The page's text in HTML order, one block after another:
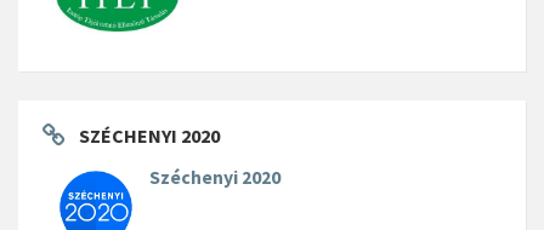
SZÉCHENYI 2020
Széchenyi 2020